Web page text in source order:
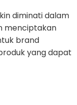
diminati dalam
menciptakan
brand
yang dapat